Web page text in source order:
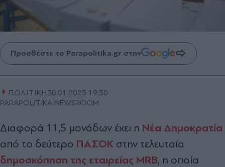
Προσθέστε το Parapolitika.gr στην
ΠΟΛΙΤΙΚΗ30.01.2025 19:50
PARAPOLITIKA NEWSROOM
Διαφορά 11,5 μονάδων έχει η Νέα Δημοκρατία
από το δεύτερο ΠΑΣΟΚ στην τελευταία
δημοσκόπηση της εταιρείας MRB, η οποία